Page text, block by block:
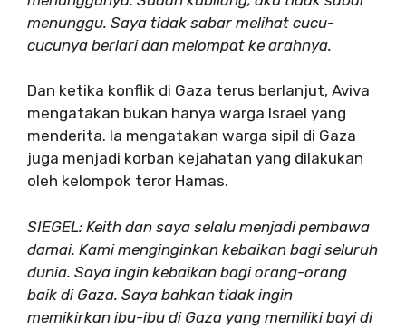
menunggu. Saya tidak sabar melihat cucu-
cucunya berlari dan melompat ke arahnya.
Dan ketika konflik di Gaza terus berlanjut, Aviva
mengatakan bukan hanya warga Israel yang
menderita. Ia mengatakan warga sipil di Gaza
juga menjadi korban kejahatan yang dilakukan
oleh kelompok teror Hamas.
SIEGEL: Keith dan saya selalu menjadi pembawa
damai. Kami menginginkan kebaikan bagi seluruh
dunia. Saya ingin kebaikan bagi orang-orang
baik di Gaza. Saya bahkan tidak ingin
memikirkan ibu-ibu di Gaza yang memiliki bayi di